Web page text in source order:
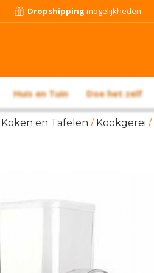
Dropshipping mogelijkheden
Huis en Tuin Doe het zelf
Koken en Tafelen / Kookgerei /